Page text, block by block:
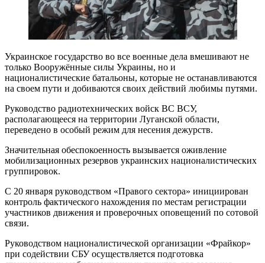
Украинское государство во все военные дела вмешивают не
только Вооружённые силы Украины, но и
националистические батальоны, которые не останавливаются
на своем пути и добиваются своих действий любимы путями.
Руководство радиотехнических войск ВС ВСУ,
располагающееся на территории Луганской области,
переведено в особый режим для несения дежурств.
Значительная обеспокоенность вызывается оживление
мобилизационных резервов украинских националистических
группировок.
С 20 января руководством «Правого сектора» инициирован
контроль фактического нахождения по местам регистрации
участников движения и проверочных оповещений по сотовой
связи.
Руководством националистической организации «Фрайкор»
при содействии СБУ осуществляется подготовка